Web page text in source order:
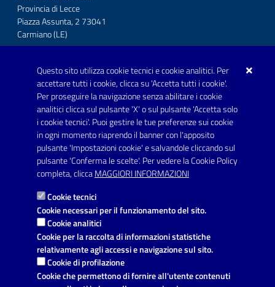
Questo sito utilizza cookie tecnici e cookie analitici. Per
accettare tutti i cookie, clicca su 'Accetta tutti i cookie'.
Per proseguire la navigazione senza abilitare i cookie
analitici clicca sul pulsante 'X' o sul pulsante 'Accetta solo
i cookie tecnici'. Puoi gestire le tue preferenze sui cookie
in ogni momento riaprendo il banner con l'apposito
pulsante 'Impostazioni cookie' e salvandole cliccando sul
pulsante 'Conferma le scelte'. Per vedere la Cookie Policy
completa, cliccaMAGGIORI INFORMAZIONI
Cookie tecnici
Cookie necessari per il funzionamento del sito.
Cookie analitici
Cookie per la raccolta di informazioni statistiche
relativamente agli accessi e navigazione sul sito.
Cookie di profilazione
Cookie che permettono di fornire all'utente contenuti
Provincia di Lecce
Piazza Assunta, 2 73041
Carmiano (LE)
Posta Elettronica Certificata:
protocollo.comunecarmiano@pec.rupar.puglia.it
URP - Ufficio Relazioni con il Pubblico
Link utili
Informativa privacy
Dichiarazione di accessibilità
Note legali
Domande frequenti
Richiesta di assistenza